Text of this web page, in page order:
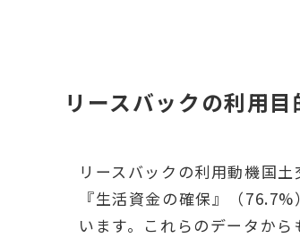
リースバックの利用目
リースバックの利用動機国
『生活資金の確保』（
います。これらのデータか